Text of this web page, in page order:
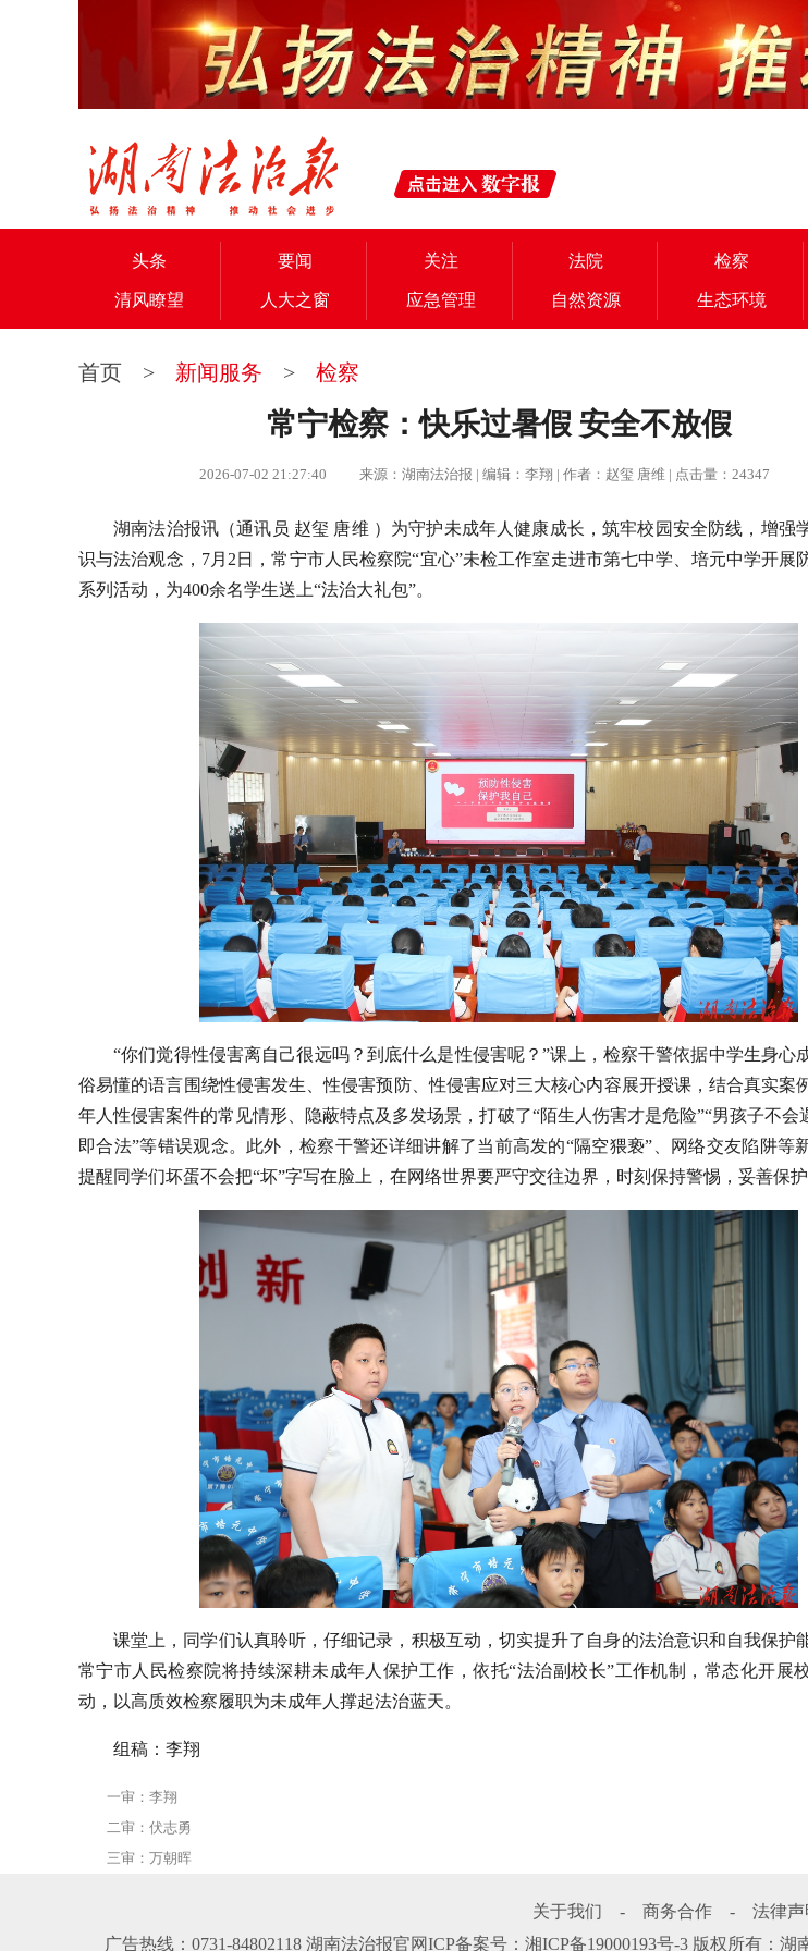
头条 要闻 关注 法院 检察
清风瞭望 人大之窗 应急管理 自然资源 生态环境
首页 > 新闻服务 > 检察
常宁检察：快乐过暑假 安全不放假
2026-07-02 21:27:40 来源：湖南法治报 | 编辑：李翔 | 作者：赵玺 唐维 | 点击量：24347
湖南法治报讯（通讯员 赵玺 唐维 ）为守护未成年人健康成长，筑牢校园安全防线，增强
识与法治观念，7月2日，常宁市人民检察院“宜心”未检工作室走进市第七中学、培元中学开展
系列活动，为400余名学生送上“法治大礼包”。
“你们觉得性侵害离自己很远吗？到底什么是性侵害呢？”课上，检察干警依据中学生身心
俗易懂的语言围绕性侵害发生、性侵害预防、性侵害应对三大核心内容展开授课，结合真实案
年人性侵害案件的常见情形、隐蔽特点及多发场景，打破了“陌生人伤害才是危险”“男孩子不会
即合法”等错误观念。此外，检察干警还详细讲解了当前高发的“隔空猥亵”、网络交友陷阱等
提醒同学们坏蛋不会把“坏”字写在脸上，在网络世界要严守交往边界，时刻保持警惕，妥善保护
课堂上，同学们认真聆听，仔细记录，积极互动，切实提升了自身的法治意识和自我保护
常宁市人民检察院将持续深耕未成年人保护工作，依托“法治副校长”工作机制，常态化开展
动，以高质效检察履职为未成年人撑起法治蓝天。
组稿：李翔
一审：李翔
二审：伏志勇
三审：万朝晖
关于我们 - 商务合作 - 法律声
广告热线：0731-84802118 湖南法治报官网ICP备案号： 湘ICP备19000193号-3 版权所有：湖